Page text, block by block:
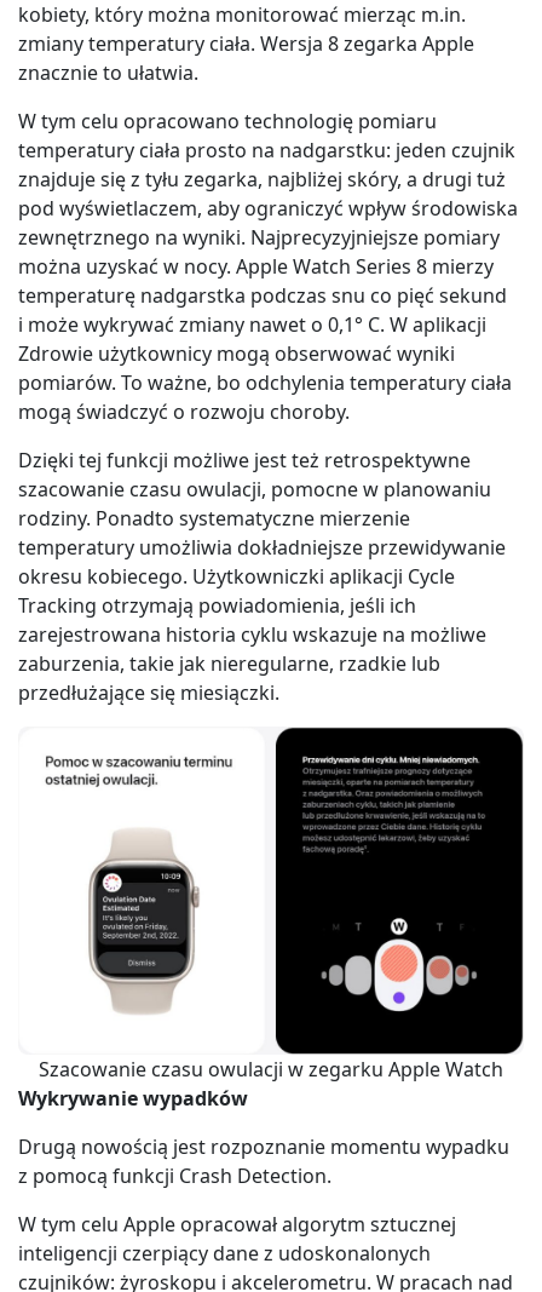
kobiety, który można monitorować mierząc m.in.
zmiany temperatury ciała. Wersja 8 zegarka Apple
znacznie to ułatwia.
W tym celu opracowano technologię pomiaru
temperatury ciała prosto na nadgarstku: jeden czujnik
znajduje się z tyłu zegarka, najbliżej skóry, a drugi tuż
pod wyświetlaczem, aby ograniczyć wpływ środowiska
zewnętrznego na wyniki. Najprecyzyjniejsze pomiary
można uzyskać w nocy. Apple Watch Series 8 mierzy
temperaturę nadgarstka podczas snu co pięć sekund
i może wykrywać zmiany nawet o 0,1° C. W aplikacji
Zdrowie użytkownicy mogą obserwować wyniki
pomiarów. To ważne, bo odchylenia temperatury ciała
mogą świadczyć o rozwoju choroby.
Dzięki tej funkcji możliwe jest też retrospektywne
szacowanie czasu owulacji, pomocne w planowaniu
rodziny. Ponadto systematyczne mierzenie
temperatury umożliwia dokładniejsze przewidywanie
okresu kobiecego. Użytkowniczki aplikacji Cycle
Tracking otrzymają powiadomienia, jeśli ich
zarejestrowana historia cyklu wskazuje na możliwe
zaburzenia, takie jak nieregularne, rzadkie lub
przedłużające się miesiączki.
Szacowanie czasu owulacji w zegarku Apple Watch
Wykrywanie wypadków
Drugą nowością jest rozpoznanie momentu wypadku
z pomocą funkcji Crash Detection.
W tym celu Apple opracował algorytm sztucznej
inteligencji czerpiący dane z udoskonalonych
czujników: żyroskopu i akcelerometru. W pracach nad